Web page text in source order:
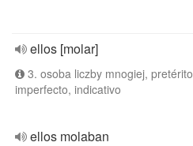
ellos [molar]
3. osoba liczby mnogiej, pretérito
imperfecto, indicativo
ellos molaban